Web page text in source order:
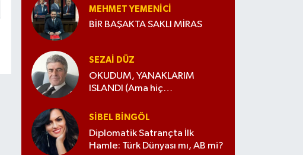
MEHMET YEMENICI
BİR BAŞAKTA SAKLI MİRAS
SEZAI DÜZ
OKUDUM, YANAKLARIM
ISLANDI (Ama hiç
SIBEL BINGÖL
Diplomatik Satrançta İlk
Hamle: Türk Dünyası mı, AB mi?